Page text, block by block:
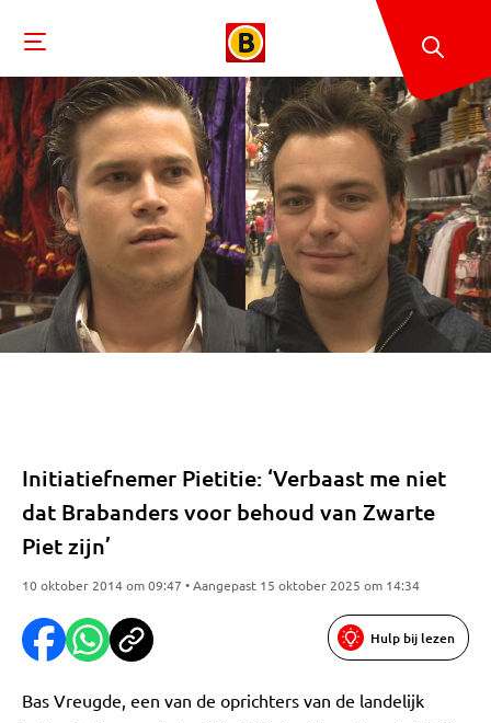
Initiatiefnemer Pietitie: ‘Verbaast me niet
dat Brabanders voor behoud van Zwarte
Piet zijn’
10 oktober 2014 om 09:47 • Aangepast 15 oktober 2025 om 14:34
Hulp bij lezen
Bas Vreugde, een van de oprichters van de landelijk